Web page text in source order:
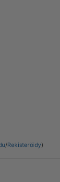
/Rekisteröidy)